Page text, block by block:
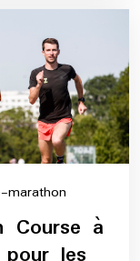
marathon
europe-
marathon
Course à